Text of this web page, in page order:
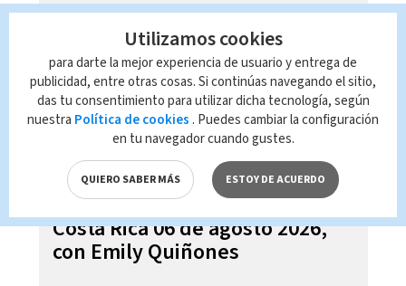
Pronóstico del tiempo para
Costa Rica 06 de agosto 2026,
con Emily Quiñones
Utilizamos cookies
para darte la mejor experiencia de usuario y entrega de
publicidad, entre otras cosas. Si continúas navegando el sitio,
das tu consentimiento para utilizar dicha tecnología, según
nuestra Política de cookies . Puedes cambiar la configuración
en tu navegador cuando gustes.
QUIERO SABER MÁS ESTOY DE ACUERDO